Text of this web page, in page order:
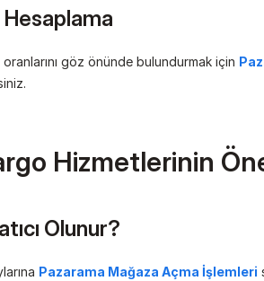
göz önünde bulundurmak için
Hizmetlerinin
Olunur?
Pazarama Mağaza Açma İşlemleri